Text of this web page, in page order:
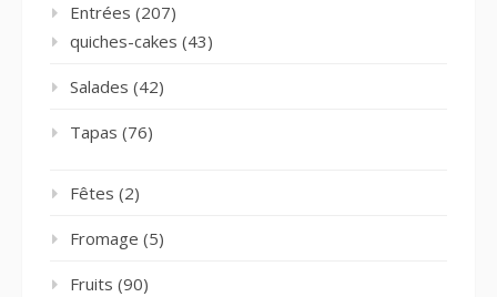
Entrées (207)
quiches-cakes (43)
Salades (42)
Tapas (76)
Fêtes (2)
Fromage (5)
Fruits (90)